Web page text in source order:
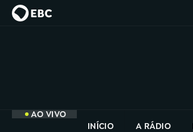
AO VIVO
INÍCIO
A RÁDIO